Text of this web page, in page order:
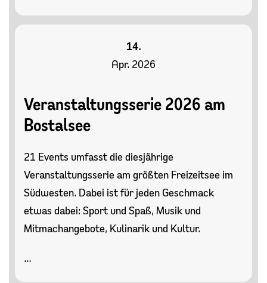
14.
Apr. 2026
Veranstaltungsserie 2026 am
Bostalsee
21 Events umfasst die diesjährige
Veranstaltungsserie am größten Freizeitsee im
Südwesten. Dabei ist für jeden Geschmack
etwas dabei: Sport und Spaß, Musik und
Mitmachangebote, Kulinarik und Kultur.
…